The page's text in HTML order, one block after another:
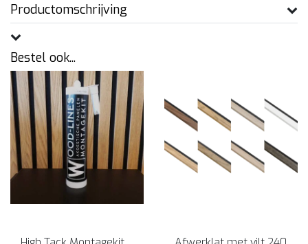
Productomschrijving
Bestel ook...